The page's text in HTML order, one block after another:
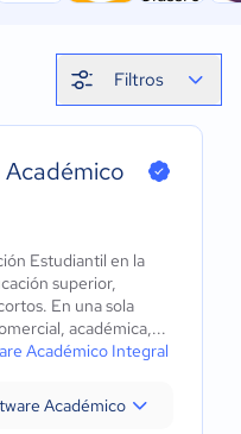
Filtros
Estudiantil en la
superior,
En una sola
académica,...
Académico Integral
Académico Integral